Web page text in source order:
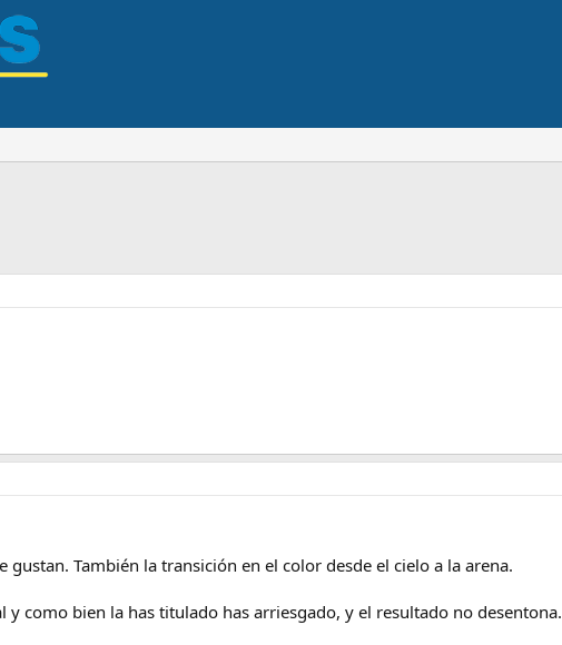
gustan. También la transición en el color desde el cielo a la arena.
y como bien la has titulado has arriesgado, y el resultado no desentona.